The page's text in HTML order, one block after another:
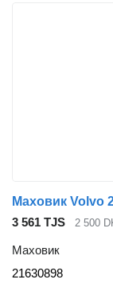
Маховик Volvo
3 561 TJS
2 500
Маховик
21630898